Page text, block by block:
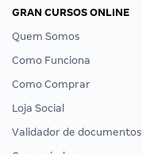
GRAN CURSOS ONLINE
Quem Somos
Como Funciona
Como Comprar
Loja Social
Validador de documentos